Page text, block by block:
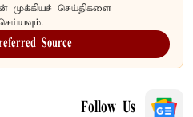
முக்கியச் செய்திகளை
Source
Follow Us